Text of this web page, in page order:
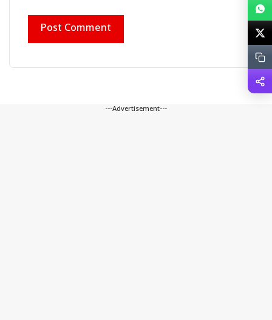
---Advertisement---